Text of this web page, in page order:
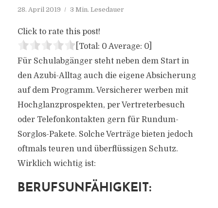
28. April 2019 3 Min. Lesedauer
Click to rate this post!
[Total: 0 Average: 0]
Für Schulabgänger steht neben dem Start in
den Azubi-Alltag auch die eigene Absicherung
auf dem Programm. Versicherer werben mit
Hochglanzprospekten, per Vertreterbesuch
oder Telefonkontakten gern für Rundum-
Sorglos-Pakete. Solche Verträge bieten jedoch
oftmals teuren und überflüssigen Schutz.
Wirklich wichtig ist:
BERUFSUNFÄHIGKEIT: